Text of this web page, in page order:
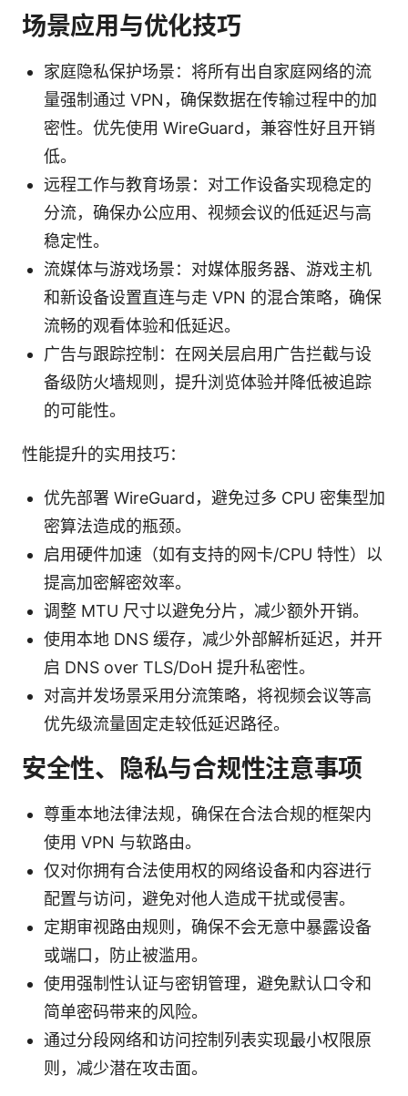
场景应用与优化技巧
家庭隐私保护场景：将所有出自家庭网络的流
量强制通过 VPN，确保数据在传输过程中的加
密性。优先使用 WireGuard，兼容性好且开销
低。
远程工作与教育场景：对工作设备实现稳定的
分流，确保办公应用、视频会议的低延迟与高
稳定性。
流媒体与游戏场景：对媒体服务器、游戏主机
和新设备设置直连与走 VPN 的混合策略，确保
流畅的观看体验和低延迟。
广告与跟踪控制：在网关层启用广告拦截与设
备级防火墙规则，提升浏览体验并降低被追踪
的可能性。
性能提升的实用技巧：
优先部署 WireGuard，避免过多 CPU 密集型加
密算法造成的瓶颈。
启用硬件加速（如有支持的网卡/CPU 特性）以
提高加密解密效率。
调整 MTU 尺寸以避免分片，减少额外开销。
使用本地 DNS 缓存，减少外部解析延迟，并开
启 DNS over TLS/DoH 提升私密性。
对高并发场景采用分流策略，将视频会议等高
优先级流量固定走较低延迟路径。
安全性、隐私与合规性注意事项
尊重本地法律法规，确保在合法合规的框架内
使用 VPN 与软路由。
仅对你拥有合法使用权的网络设备和内容进行
配置与访问，避免对他人造成干扰或侵害。
定期审视路由规则，确保不会无意中暴露设备
或端口，防止被滥用。
使用强制性认证与密钥管理，避免默认口令和
简单密码带来的风险。
通过分段网络和访问控制列表实现最小权限原
则，减少潜在攻击面。